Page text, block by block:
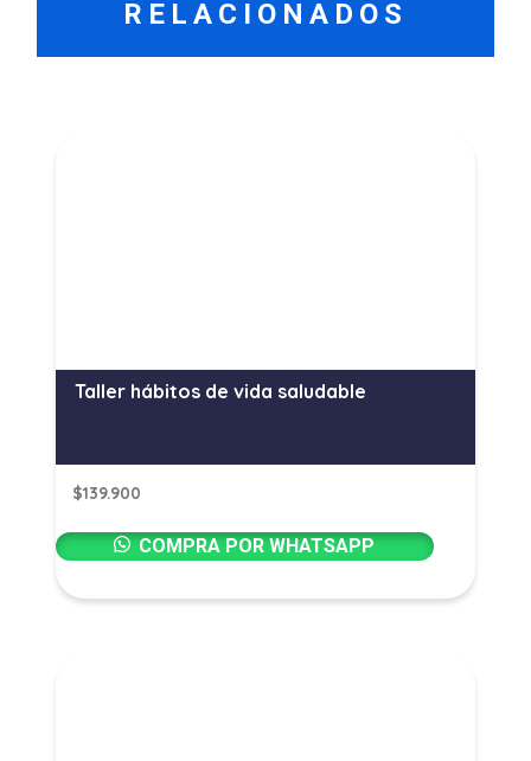
RELACIONADOS
Taller hábitos de vida saludable
$139.900
COMPRA POR WHATSAPP